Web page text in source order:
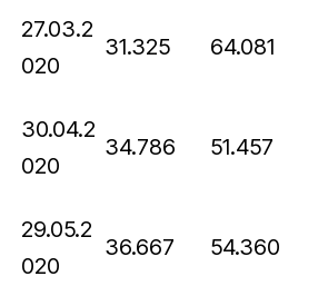
27.03.2
020
31.325 64.081
30.04.2
020
34.786 51.457
29.05.2
020
36.667 54.360